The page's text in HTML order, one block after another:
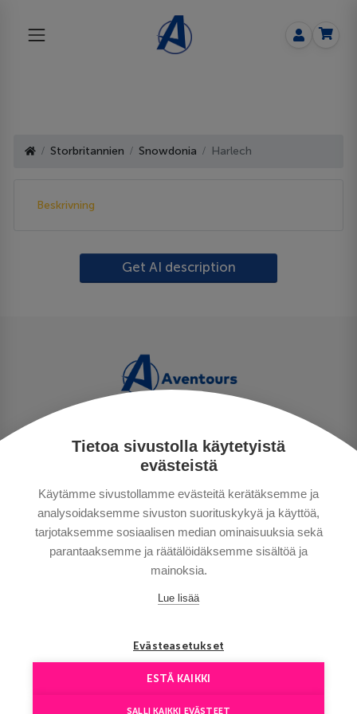
Tietoa sivustolla käytetyistä
evästeistä
Käytämme sivustollamme evästeitä kerätäksemme ja
analysoidaksemme sivuston suorituskykyä ja käyttöä,
tarjotaksemme sosiaalisen median ominaisuuksia sekä
parantaaksemme ja räätälöidäksemme sisältöä ja
mainoksia.
Lue lisää
Evästeasetukset
ESTÄ KAIKKI
SALLI KAIKKI EVÄSTEET
Storbritannien Snowdonia Harlech
Beskrivning
Get AI description
PERSONUPPGIFTSPOLICY
BETALNINGSVILLKOR
RESEVILLKOR
BRA ATT VETA
KONTAKTA OSS
Copyright © Aventours 2026